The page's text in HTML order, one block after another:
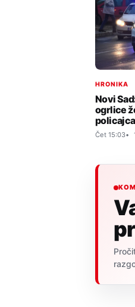
HRONIKA
Novi
ogrlice
policajca
Čet 15:03